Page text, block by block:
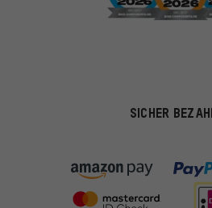
SICHER